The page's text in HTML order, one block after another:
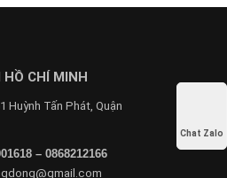
CHÍ MINH
Huỳnh Tấn Phát, Quận
– 0868212166
Chat Zalo